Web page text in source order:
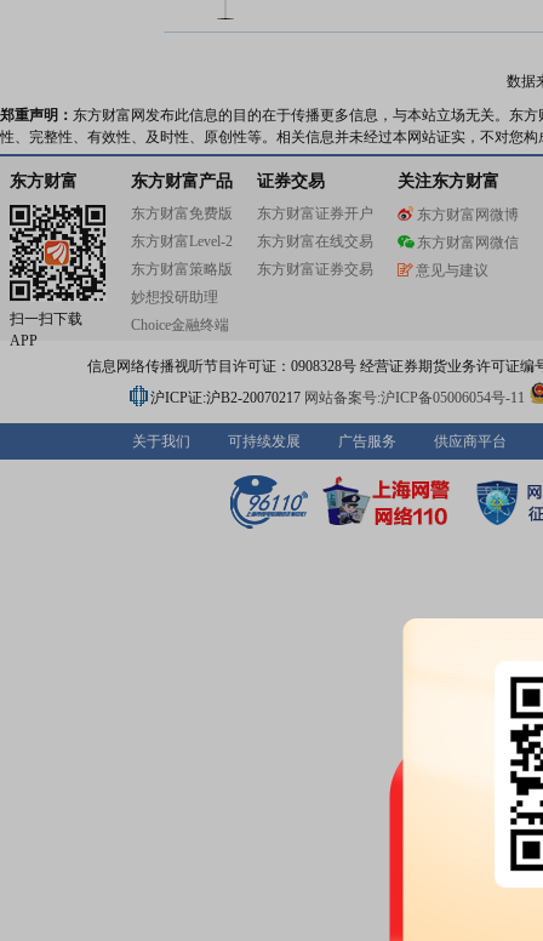
2026-07-17
股权质押：截止2026年07月17
6194.00万股，质押总笔数11笔
2026-07-13
跌57%，举债回购4.5亿》研报
2026-07-10
股权质押：截止2026年07月10
6194.00万股，质押总笔数11笔
2026年07月09日发布《
2026年07月04日发布《
数据
郑重声明： 东方财富网发布此信息的目的在于传播更多信息，与本站立场无关。东
性、完整性、有效性、及时性、原创性等。相关信息并未经过本网站证实，不对您
东方财富
扫一扫下载
APP
东方财富产品
东方财富免费版
东方财富Level-2
东方财富策略版
妙想投研助理
Choice金融终端
证券交易
东方财富证券开户
东方财富在线交易
东方财富证券交易
关注东方财富
东方财富网微博
东方财富网微信
意见与建议
信息网络传播视听节目许可证：0908328号 经营证券期货业务许可证编
沪ICP证:沪B2-20070217 网站备案号:沪ICP备05006054号-11
关于我们 可持续发展 广告服务 供应商平台